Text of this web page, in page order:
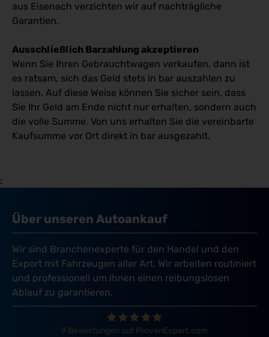
aus Eisenach verzichten wir auf nachträgliche
Garantien.
Ausschließlich Barzahlung akzeptieren
Wenn Sie Ihren Gebrauchtwagen verkaufen, dann ist
es ratsam, sich das Geld stets in bar auszahlen zu
lassen. Auf diese Weise können Sie sicher sein, dass
Sie Ihr Geld am Ende nicht nur erhalten, sondern auch
die volle Summe. Von uns erhalten Sie die vereinbarte
Kaufsumme vor Ort direkt in bar ausgezahlt.
;
Über unseren Autoankauf
Wir sind Branchenexperte für den Handel und den
Export mit Fahrzeugen aller Art. Wir arbeiten routiniert
und professionell um Ihnen einen reibungslosen
Ablauf zu garantieren.
9 Bewertungen auf ProvenExpert.com